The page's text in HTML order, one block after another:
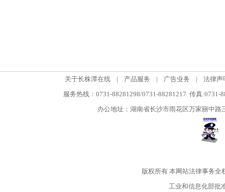
关于长株潭在线 | 产品服务 | 广告业务 |
法律声
服务热线：0731-88281298/0731-88281217 传真:0731-
办公地址：湖南省长沙市雨花区万家丽中
版权所有本网站法律事务全
工业和信息化部批